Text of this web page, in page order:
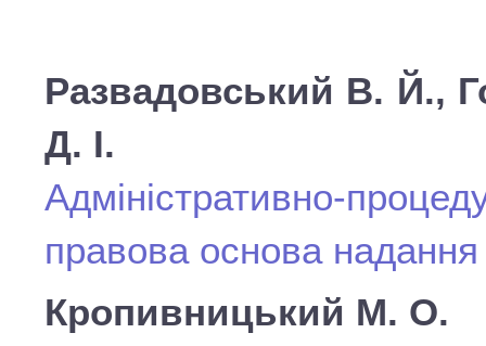
Развадовський В. Й.,
Д. І.
Адміністративно-
правова основа
Кропивницький М. О.